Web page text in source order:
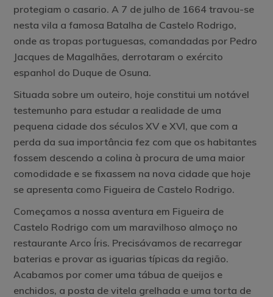
protegiam o casario. A 7 de julho de 1664 travou-se
nesta vila a famosa Batalha de Castelo Rodrigo,
onde as tropas portuguesas, comandadas por Pedro
Jacques de Magalhães, derrotaram o exército
espanhol do Duque de Osuna.
Situada sobre um outeiro, hoje constitui um notável
testemunho para estudar a realidade de uma
pequena cidade dos séculos XV e XVI, que com a
perda da sua importância fez com que os habitantes
fossem descendo a colina à procura de uma maior
comodidade e se fixassem na nova cidade que hoje
se apresenta como Figueira de Castelo Rodrigo.
Começamos a nossa aventura em Figueira de
Castelo Rodrigo com um maravilhoso almoço no
restaurante Arco Íris. Precisávamos de recarregar
baterias e provar as iguarias típicas da região.
Acabamos por comer uma tábua de queijos e
enchidos, a posta de vitela grelhada e uma torta de